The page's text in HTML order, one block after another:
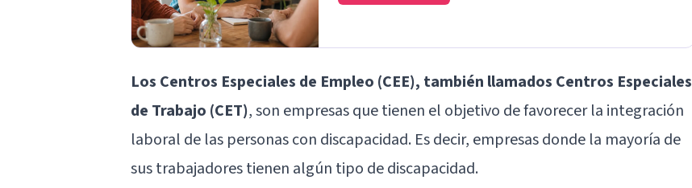
Los Centros Especiales de Empleo (CEE), también llamados Centros Especiales
de Trabajo (CET), son empresas que tienen el objetivo de favorecer la integración
laboral de las personas con discapacidad. Es decir, empresas donde la mayoría de
sus trabajadores tienen algún tipo de discapacidad.